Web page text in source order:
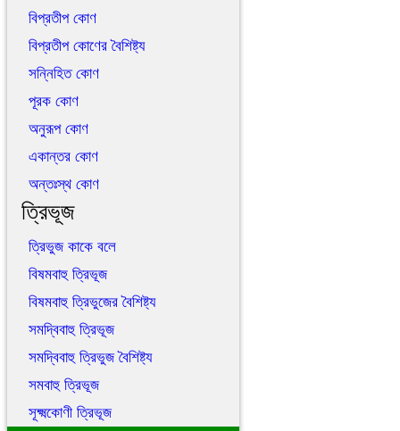
বিপ্রতীপ কোণ
বিপ্রতীপ কোণের বৈশিষ্ট্য
সন্নিহিত কোণ
পূরক কোণ
অনুরূপ কোণ
একান্তর কোণ
অন্তঃস্থ কোণ
ত্রিভূজ
ত্রিভুজ কাকে বলে
বিষমবাহু ত্রিভূজ
বিষমবাহু ত্রিভুজের বৈশিষ্ট্য
সমদ্বিবাহু ত্রিভূজ
সমদ্বিবাহু ত্রিভুজ বৈশিষ্ট্য
সমবাহু ত্রিভূজ
সূক্ষ্মকোণী ত্রিভূজ